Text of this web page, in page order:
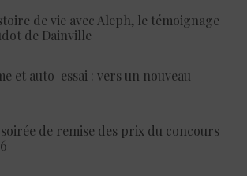
de vie avec Aleph, le témoignage
de Dainville
et auto-essai : vers un nouveau
de remise des prix du concours